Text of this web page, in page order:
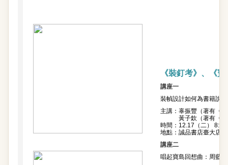
《裝釘考》、《
講座一
裝幀設計如何為書籍說
主講：辜振豐（著有《
黃子欽（著有《Play
時間：12.17（二）
地點：誠品書店臺大店
講座二
唱起寶島回想曲：周藍